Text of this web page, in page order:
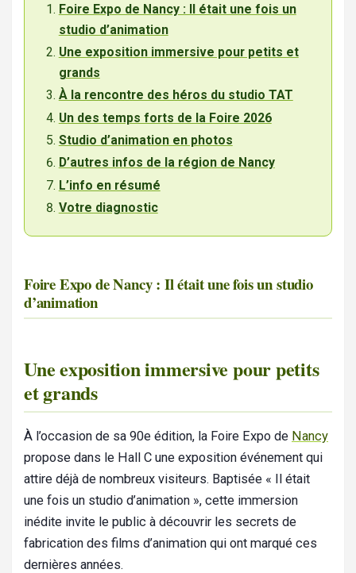
Foire Expo de Nancy : Il était une fois un
studio d’animation
Une exposition immersive pour petits et
grands
À la rencontre des héros du studio TAT
Un des temps forts de la Foire 2026
Studio d’animation en photos
D’autres infos de la région de Nancy
L’info en résumé
Votre diagnostic
Foire Expo de Nancy : Il était une fois un studio
d’animation
Une exposition immersive pour petits
et grands
À l’occasion de sa 90e édition, la Foire Expo de Nancy
propose dans le Hall C une exposition événement qui
attire déjà de nombreux visiteurs. Baptisée « Il était
une fois un studio d’animation », cette immersion
inédite invite le public à découvrir les secrets de
fabrication des films d’animation qui ont marqué ces
dernières années.